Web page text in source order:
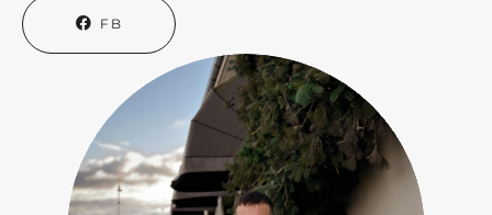
FB